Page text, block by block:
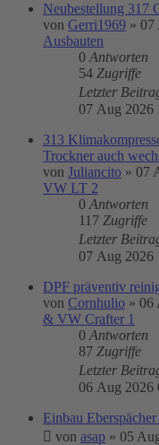
Neubestellung 317
von Gerri1969 » 07
Ausbauten
0 Antworten
54 Zugriffe
Letzter
07 Aug 2026
313
Trockner auch
von Juliancito » 07
VW LT 2
0 Antworten
117 Zugriffe
Letzter
07 Aug 2026
DPF präventiv
von Cornhulio » 06
& VW Crafter 1
0 Antworten
87 Zugriffe
Letzter
06 Aug 2026
Einbau
von asap » 05